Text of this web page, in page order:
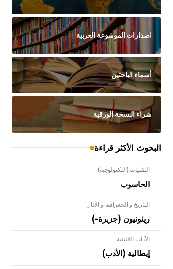
اصدارات الموسوعة العربية
أسماء الباحثين
شراء النسخة الورقية
البحوث الأكثر قراءة
التقنيات (التكنولوجية)
الحاسوب
التاريخ و الجغرافية و الآثار
ريئونيون (جزيرة-)
الآداب اللاتينية
إيطالية (الأدب)